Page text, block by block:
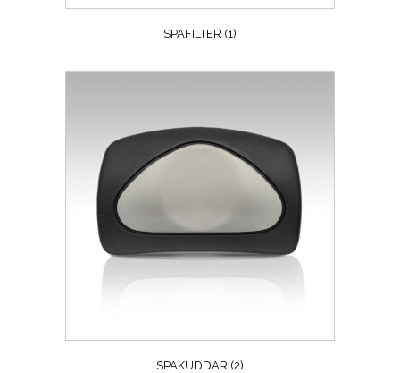
SPAFILTER (1)
SPAKUDDAR (2)